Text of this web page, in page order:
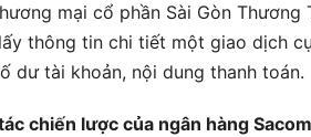
mại cổ phần Sài Gòn
thông tin chi tiết một giao dịch
dư tài khoản, nội dung thanh toán.
chiến lược của ngân hàng